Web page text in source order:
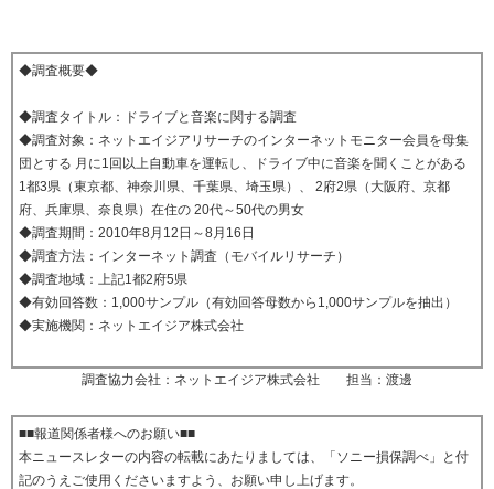
◆調査概要◆
◆調査タイトル：ドライブと音楽に関する調査
◆調査対象：ネットエイジアリサーチのインターネットモニター会員を母集
団とする 月に1回以上自動車を運転し、ドライブ中に音楽を聞くことがある
1都3県（東京都、神奈川県、千葉県、埼玉県）、 2府2県（大阪府、京都
府、兵庫県、奈良県）在住の 20代～50代の男女
◆調査期間：2010年8月12日～8月16日
◆調査方法：インターネット調査（モバイルリサーチ）
◆調査地域：上記1都2府5県
◆有効回答数：1,000サンプル（有効回答母数から1,000サンプルを抽出）
◆実施機関：ネットエイジア株式会社
調査協力会社：ネットエイジア株式会社 担当：渡邊
■■報道関係者様へのお願い■■
本ニュースレターの内容の転載にあたりましては、「ソニー損保調べ」と付
記のうえご使用くださいますよう、お願い申し上げます。